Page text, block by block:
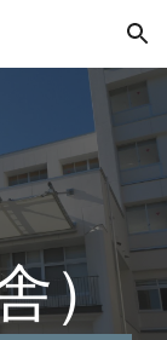
Skip to navigation
）